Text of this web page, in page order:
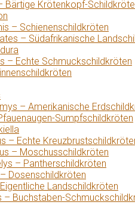
Bärtige Krötenkopf-
– Schienenschildkröten
– Südafrikanische
– Echte Schmuckschildkröten
– Amerikanische
Sumpfschildkröten
– Echte
– Moschusschildkröten
– Pantherschildkröten
Dosenschildkröten
Landschildkröten
– Buchstaben-